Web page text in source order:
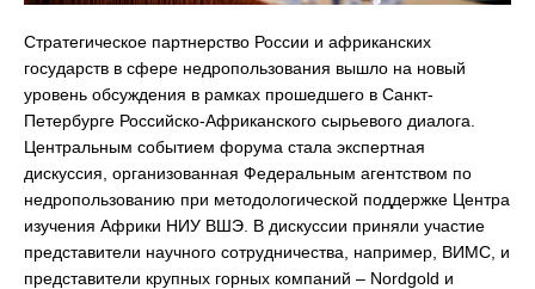
Стратегическое партнерство России и африканских
государств в сфере недропользования вышло на новый
уровень обсуждения в рамках прошедшего в Санкт-
Петербурге Российско-Африканского сырьевого диалога.
Центральным событием форума стала экспертная
дискуссия, организованная Федеральным агентством по
недропользованию при методологической поддержке Центра
изучения Африки НИУ ВШЭ. В дискуссии приняли участие
представители научного сотрудничества, например, ВИМС, и
представители крупных горных компаний – Nordgold и